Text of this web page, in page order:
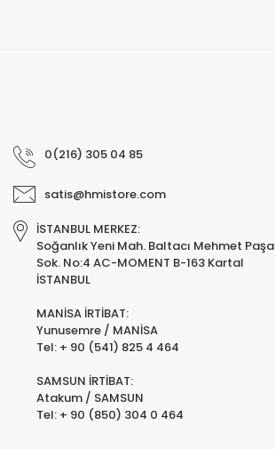
0(216) 305 04 85
satis@hmistore.com
İSTANBUL MERKEZ:
Soğanlık Yeni Mah. Baltacı Mehmet Paşa
Sok. No:4 AC-MOMENT B-163 Kartal
İSTANBUL
MANİSA İRTİBAT:
Yunusemre / MANİSA
Tel: + 90 (541) 825 4 464
SAMSUN İRTİBAT:
Atakum / SAMSUN
Tel: + 90 (850) 304 0 464